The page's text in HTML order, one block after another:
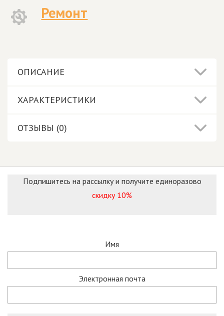
Ремонт
ОПИСАНИЕ
ХАРАКТЕРИСТИКИ
ОТЗЫВЫ (0)
Подпишитесь на рассылку и получите единоразово
скидку 10%
Имя
Электронная почта